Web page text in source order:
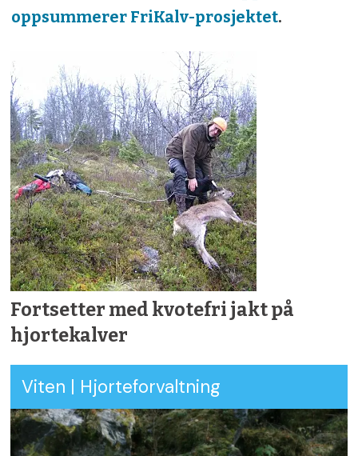
oppsummerer FriKalv-prosjektet.
Fortsetter med kvotefri jakt på
hjortekalver
Viten | Hjorteforvaltning